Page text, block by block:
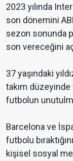
2023 yılında
son dönemini
sezon sonunda
son vereceğini
37 yaşındaki
takım düzeyinde
futbolun
Barcelona ve
futbolu
kişisel sosyal